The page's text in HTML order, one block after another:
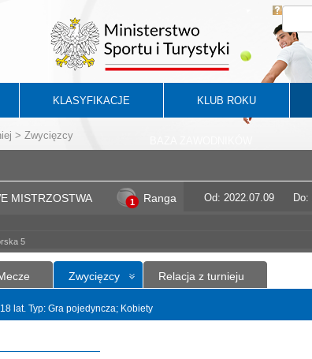
KLASYFIKACJE KLUB ROKU
> Zwycięzcy
MISTRZOSTWA
1 Ranga Od: 2022.07.09 Do:
5
Zwycięzcy Relacja z turnieju
lat. Typ: Gra pojedyncza; Kobiety